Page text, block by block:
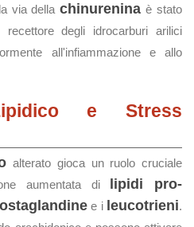
via dellachinurenina è stato
recettore degli idrocarburi arilici
all'infiammazione e allo
e Stress
alterato gioca un ruolo cruciale
aumentata di
lipidi pro-
e i leucotrieni.